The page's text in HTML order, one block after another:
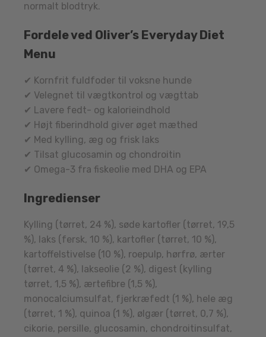
normalt blodtryk.
Fordele ved Oliver’s Everyday Diet
Menu
✔ Kornfrit fuldfoder til voksne hunde
✔ Velegnet til vægtkontrol og vægttab
✔ Lavere fedt- og kalorieindhold
✔ Højt fiberindhold giver øget mæthed
✔ Med kylling, æg og frisk laks
✔ Tilsat glucosamin og chondroitin
✔ Omega-3 fra fiskeolie med DHA og EPA
Ingredienser
Kylling (tørret, 24 %), søde kartofler (tørret, 19,5
%), laks (fersk, 10 %), kartofler (tørret, 10 %),
kartoffelstivelse (10 %), roepulp, hørfrø, ærter
(tørret, 4 %), lakseolie (2 %), digest (kylling
tørret, 1,5 %), ærtefibre (1,5 %),
monocalciumsulfat, fjerkræfedt (1 %), hele æg
(tørret, 1 %), quinoa (1 %), ølgær (tørret, 0,7 %),
cikorie, persille, glucosamin, chondroitinsulfat,